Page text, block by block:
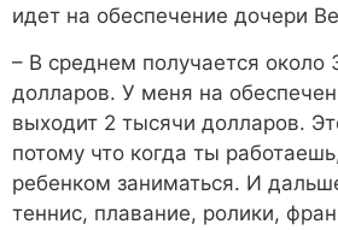
идет на обеспечение дочери
– В среднем получается около
долларов. У меня на
выходит 2 тысячи долларов.
потому что когда ты
ребенком заниматься. И
теннис, плавание, ролики,